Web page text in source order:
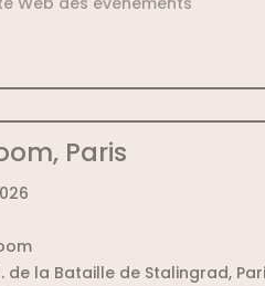
Paris
de la Bataille de Stalingrad,